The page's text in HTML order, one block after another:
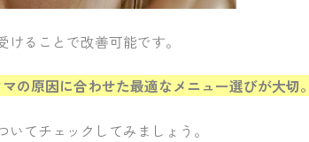
ることで改善可能です。
の原因に合わせた最適なメニュー選びが大切。
てチェックしてみましょう。